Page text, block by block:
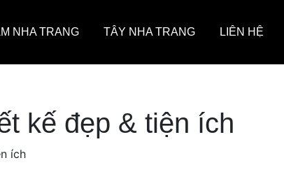
NHA TRANG TÂY NHA TRANG LIÊN HỆ
kế đẹp & tiện ích
ích